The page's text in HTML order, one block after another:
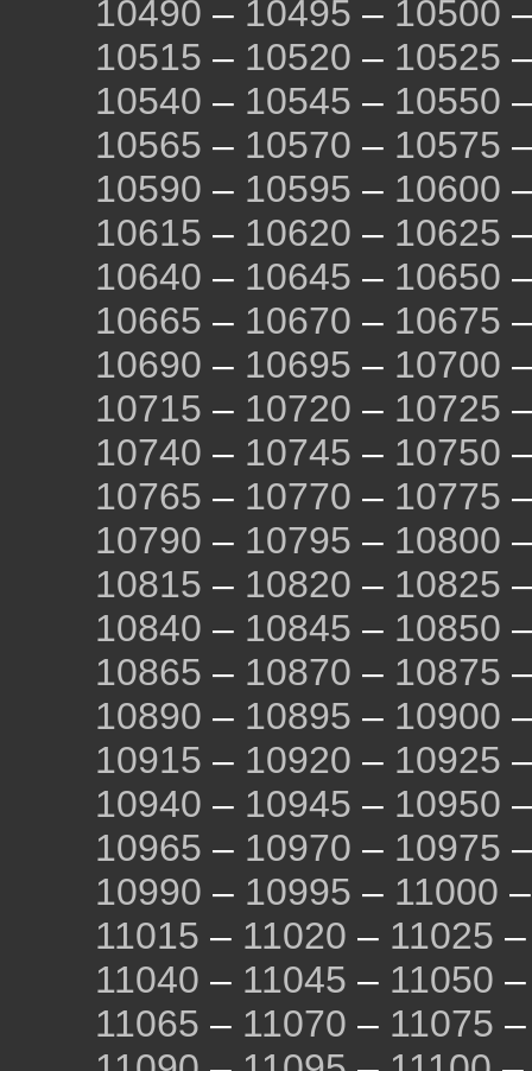
10490 – 10495 – 10500
10515 – 10520 – 10525
10540 – 10545 – 10550
10565 – 10570 – 10575
10590 – 10595 – 10600
10615 – 10620 – 10625
10640 – 10645 – 10650
10665 – 10670 – 10675
10690 – 10695 – 10700
10715 – 10720 – 10725
10740 – 10745 – 10750
10765 – 10770 – 10775
10790 – 10795 – 10800
10815 – 10820 – 10825
10840 – 10845 – 10850
10865 – 10870 – 10875
10890 – 10895 – 10900
10915 – 10920 – 10925
10940 – 10945 – 10950
10965 – 10970 – 10975
10990 – 10995 – 11000
11015 – 11020 – 11025
11040 – 11045 – 11050
11065 – 11070 – 11075